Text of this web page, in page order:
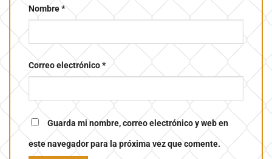
Nombre*
Correo electrónico*
Guarda mi nombre, correo electrónico y web en
este navegador para la próxima vez que comente.